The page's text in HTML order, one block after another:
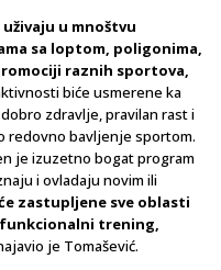
u mnoštvu
sa loptom, poligonima,
raznih sportova,
biće usmerene ka
zdravlje, pravilan rast i
redovno bavljenje sportom.
je izuzetno bogat program
i ovladaju novim ili
zastupljene sve oblasti
trening,
je Tomašević.